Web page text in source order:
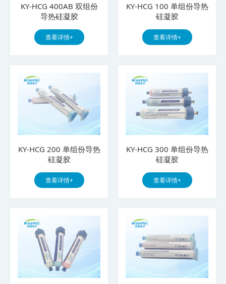
KY-HCG 400AB 双组份
导热硅凝胶
查看详情+
KY-HCG 100 单组份导热
硅凝胶
查看详情+
KY-HCG 200 单组份导热
硅凝胶
查看详情+
KY-HCG 300 单组份导热
硅凝胶
查看详情+